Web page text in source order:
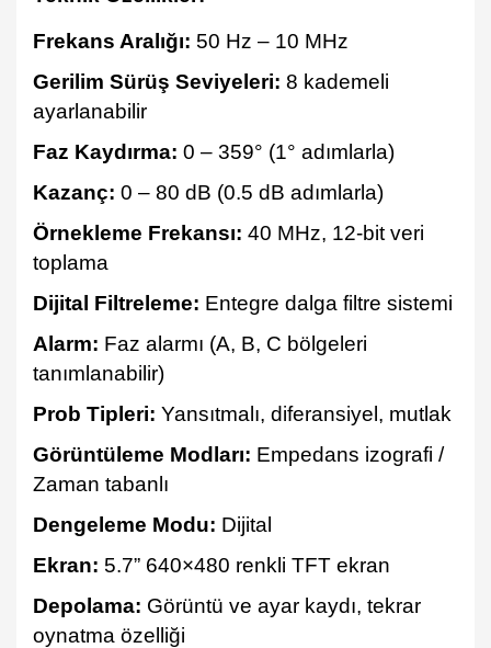
Frekans Aralığı: 50 Hz – 10 MHz
Gerilim Sürüş Seviyeleri: 8 kademeli
ayarlanabilir
Faz Kaydırma: 0 – 359° (1° adımlarla)
Kazanç: 0 – 80 dB (0.5 dB adımlarla)
Örnekleme Frekansı: 40 MHz, 12-bit veri
toplama
Dijital Filtreleme: Entegre dalga filtre sistemi
Alarm: Faz alarmı (A, B, C bölgeleri
tanımlanabilir)
Prob Tipleri: Yansıtmalı, diferansiyel, mutlak
Görüntüleme Modları: Empedans izografi /
Zaman tabanlı
Dengeleme Modu: Dijital
Ekran: 5.7” 640×480 renkli TFT ekran
Depolama: Görüntü ve ayar kaydı, tekrar
oynatma özelliği